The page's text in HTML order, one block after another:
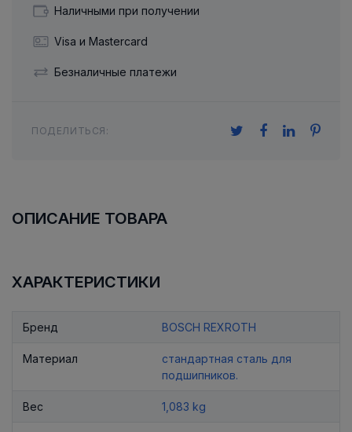
Наличными при получении
Visa и Mastercard
Безналичные платежи
ПОДЕЛИТЬСЯ:
ОПИСАНИЕ ТОВАРА
ХАРАКТЕРИСТИКИ
Бренд BOSCH REXROTH
Материал
стандартная сталь для
подшипников.
Вес 1,083 kg